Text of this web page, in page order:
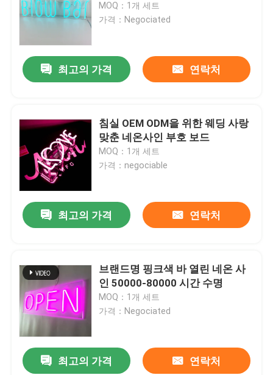
MOQ：1개 세트
가격：Negociated
최고의 가격 연락처
침실 OEM ODM을 위한 웨딩 사랑
맞춘 네온사인 부호 보드
MOQ：1개 세트
가격：negociable
최고의 가격 연락처
브랜드명 핑크색 바 열린 네온 사
인 50000-80000 시간 수명
MOQ：1개 세트
가격：Negociated
최고의 가격 연락처